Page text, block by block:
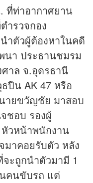
ที่ท่าอากาศยาน
ำรวจกอง
ำตัวผู้ต้องหาในคดี
า ประธานชมรม
าล จ.อุดรธานี
ปืน AK 47 หรือ
ายขวัญชัย มาสอบ
ชอบ รองผู้
วหน้าพนักงาน
มาคอยรับตัว หลัง
ะถูกนำตัวมามี 1
คนขับรถ แต่